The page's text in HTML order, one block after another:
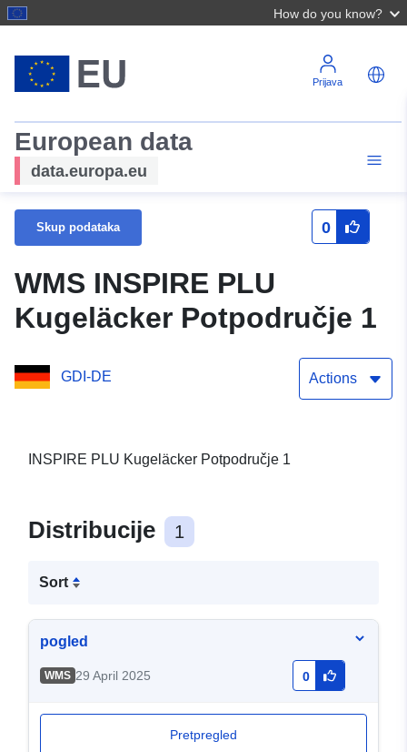
How do you know?
Prijava
European data
data.europa.eu
Skup podataka 0
WMS INSPIRE PLU
Kugeläcker Potpodručje 1
GDI-DE Actions
INSPIRE PLU Kugeläcker Potpodručje 1
Distribucije 1
Sort
pogled
WMS 29 April 2025 0
Pretpregled